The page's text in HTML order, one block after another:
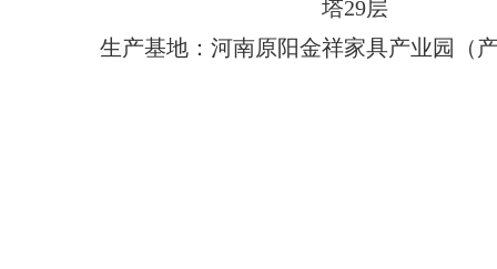
塔29层
生产基地：河南原阳金祥家具产业园（